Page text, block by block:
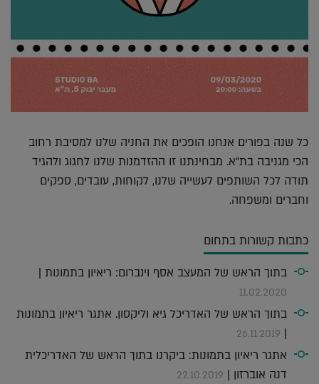
כל שנה בפורים אנחנו הופכים את החניה שלנו למסיבת רחוב
הכי מגניבה בת"א. מבחינתנו זו ההזדמנות שלנו לחגוג ולהגיד
תודה לכל השותפים לעשייה שלנו, לקוחות, עובדים, ספקים
וחברים ומשפחה.
כתבות קשורות בתחום
בתוך הראש של המעצב אסף וינברום: ריאיון בתמונות |
11.02.2020
בתוך הראש של האדריכל גיא וליקסון. אתגר ריאיון בתמונות
|
26.11.2019
אתגר ריאיון בתמונות: ביקרנו בתוך הראש של האדריכלית
דנה אוברזון | 22.10.2019